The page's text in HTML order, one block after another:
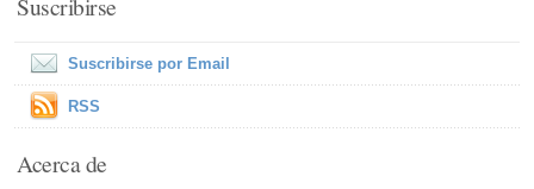
Suscribirse por Email
RSS
Acerca de